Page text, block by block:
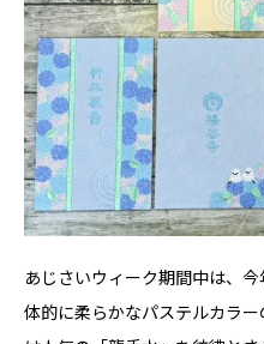
あじさいウィーク期間中は、
体的に柔らかなパステルカラ